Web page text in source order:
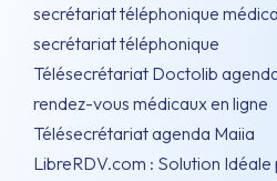
secrétariat téléphonique
secrétariat téléphonique
Télésecrétariat Doctolib
rendez-vous médicaux en ligne
Télésecrétariat agenda Maiia
LibreRDV.com : Solution